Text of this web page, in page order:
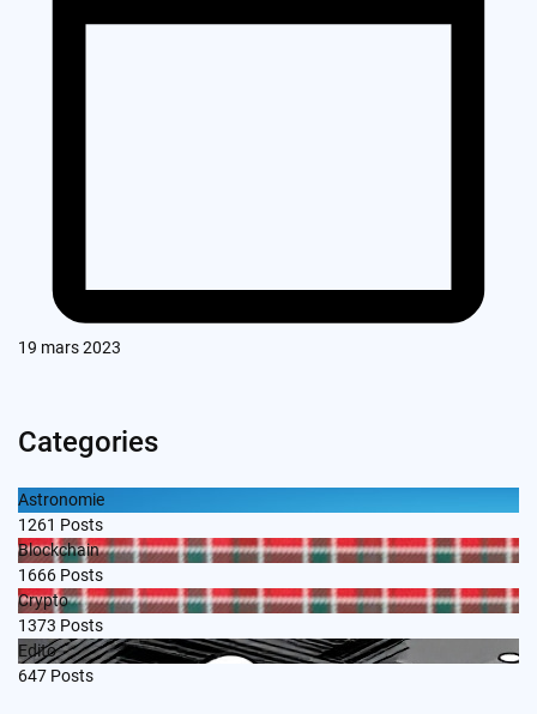
19 mars 2023
Categories
Astronomie
1261 Posts
Blockchain
1666 Posts
Crypto
1373 Posts
Edito
647 Posts